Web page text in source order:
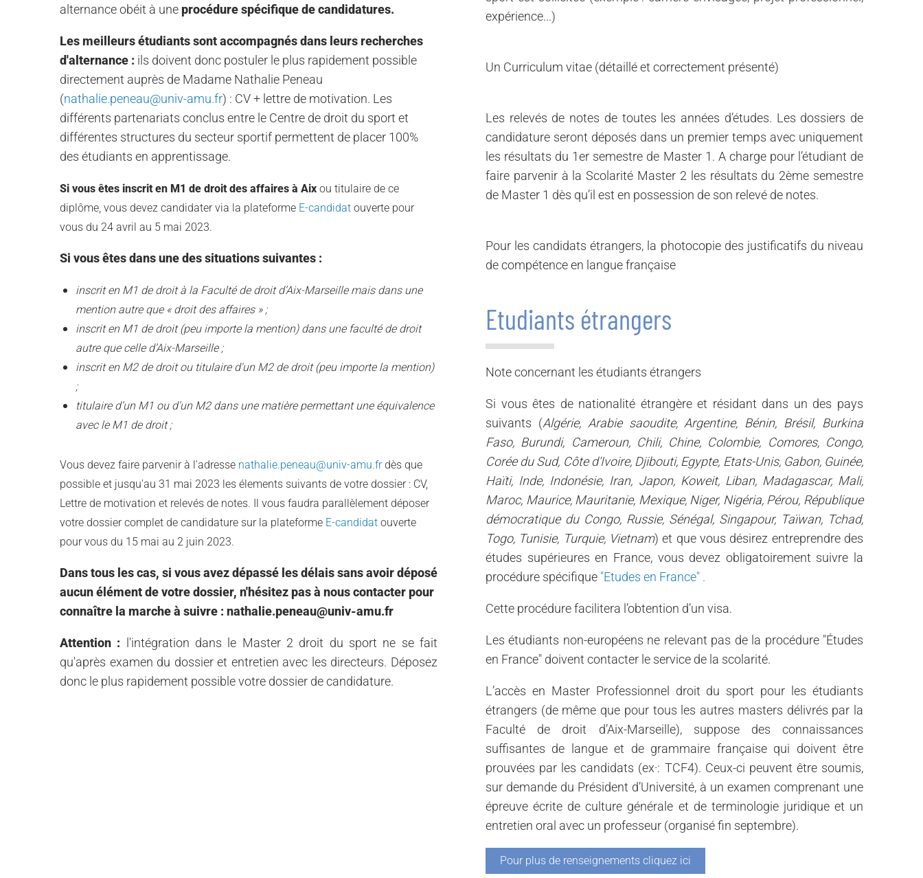
alternance obéit à une procédure spécifique de candidatures.
Les meilleurs étudiants sont accompagnés dans leurs recherches
d'alternance : ils doivent donc postuler le plus rapidement possible
directement auprès de Madame Nathalie Peneau
(nathalie.peneau@univ-amu.fr) : CV + lettre de motivation. Les
différents partenariats conclus entre le Centre de droit du sport et
différentes structures du secteur sportif permettent de placer 100%
des étudiants en apprentissage.
Si vous êtes inscrit en M1 de droit des affaires à Aix ou titulaire de ce
diplôme, vous devez candidater via la plateforme E-candidat ouverte pour
vous du 24 avril au 5 mai 2023.
Si vous êtes dans une des situations suivantes :
inscrit en M1 de droit à la Faculté de droit d’Aix-Marseille mais dans une
mention autre que « droit des affaires » ;
inscrit en M1 de droit (peu importe la mention) dans une faculté de droit
autre que celle d’Aix-Marseille ;
inscrit en M2 de droit ou titulaire d'un M2 de droit (peu importe la mention)
;
titulaire d’un M1 ou d’un M2 dans une matière permettant une équivalence
avec le M1 de droit ;
Vous devez faire parvenir à l'adresse nathalie.peneau@univ-amu.frdès que
possible et jusqu'au 31 mai 2023 les élements suivants de votre dossier : CV,
Lettre de motivation et relevés de notes. Il vous faudra parallèlement déposer
votre dossier complet de candidature sur la plateforme E-candidat ouverte
pour vous du 15 mai au 2 juin 2023.
Dans tous les cas, si vous avez dépassé les délais sans avoir déposé
aucun élément de votre dossier, n'hésitez pas à nous contacter pour
connaître la marche à suivre : nathalie.peneau@univ-amu.fr
Attention : l'intégration dans le Master 2 droit du sport ne se fait
qu'après examen du dossier et entretien avec les directeurs. Déposez
donc le plus rapidement possible votre dossier de candidature.
expérience...)
Un Curriculum vitae (détaillé et correctement présenté)
Les relevés de notes de toutes les années d’études. Les dossiers de
candidature seront déposés dans un premier temps avec uniquement
les résultats du 1er semestre de Master 1. A charge pour l’étudiant de
faire parvenir à la Scolarité Master 2 les résultats du 2ème semestre
de Master 1 dès qu’il est en possession de son relevé de notes.
Pour les candidats étrangers, la photocopie des justificatifs du niveau
de compétence en langue française
Etudiants étrangers
Note concernant les étudiants étrangers
Si vous êtes de nationalité étrangère et résidant dans un des pays
suivants (Algérie, Arabie saoudite, Argentine, Bénin, Brésil, Burkina
Faso, Burundi, Cameroun, Chili, Chine, Colombie, Comores, Congo,
Corée du Sud, Côte d'Ivoire, Djibouti, Egypte, Etats-Unis, Gabon, Guinée,
Haïti, Inde, Indonésie, Iran, Japon, Koweit, Liban, Madagascar, Mali,
Maroc, Maurice, Mauritanie, Mexique, Niger, Nigéria, Pérou, République
démocratique du Congo, Russie, Sénégal, Singapour, Taïwan, Tchad,
Togo, Tunisie, Turquie, Vietnam) et que vous désirez entreprendre des
études supérieures en France, vous devez obligatoirement suivre la
procédure spécifique "Etudes en France" .
Cette procédure facilitera l’obtention d’un visa.
Les étudiants non-européens ne relevant pas de la procédure "Études
en France" doivent contacter le service de la scolarité.
L’accès en Master Professionnel droit du sport pour les étudiants
étrangers (de même que pour tous les autres masters délivrés par la
Faculté de droit d’Aix-Marseille), suppose des connaissances
suffisantes de langue et de grammaire française qui doivent être
prouvées par les candidats (ex·: TCF4). Ceux-ci peuvent être soumis,
sur demande du Président d’Université, à un examen comprenant une
épreuve écrite de culture générale et de terminologie juridique et un
entretien oral avec un professeur (organisé fin septembre).
Pour plus de renseignements cliquez ici